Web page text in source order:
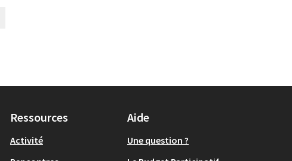
Ressources
Activité
Aide
Une question ?